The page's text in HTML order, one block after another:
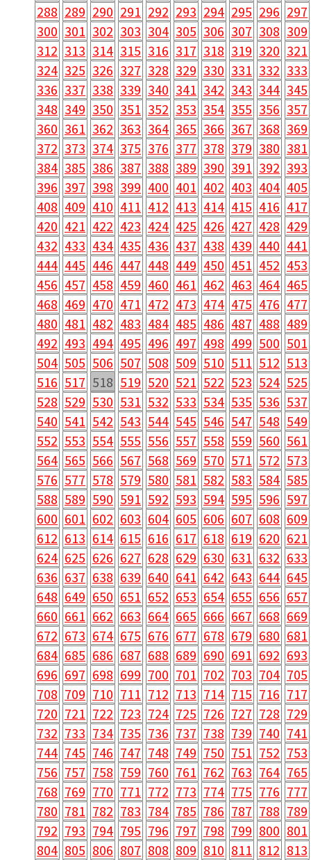
288 289 290 291 292 293 294 295 296 297
300 301 302 303 304 305 306 307 308 309
312 313 314 315 316 317 318 319 320 321
324 325 326 327 328 329 330 331 332 333
336 337 338 339 340 341 342 343 344 345
348 349 350 351 352 353 354 355 356 357
360 361 362 363 364 365 366 367 368 369
372 373 374 375 376 377 378 379 380 381
384 385 386 387 388 389 390 391 392 393
396 397 398 399 400 401 402 403 404 405
408 409 410 411 412 413 414 415 416 417
420 421 422 423 424 425 426 427 428 429
432 433 434 435 436 437 438 439 440 441
444 445 446 447 448 449 450 451 452 453
456 457 458 459 460 461 462 463 464 465
468 469 470 471 472 473 474 475 476 477
480 481 482 483 484 485 486 487 488 489
492 493 494 495 496 497 498 499 500 501
504 505 506 507 508 509 510 511 512 513
516 517 518 519 520 521 522 523 524 525
528 529 530 531 532 533 534 535 536 537
540 541 542 543 544 545 546 547 548 549
552 553 554 555 556 557 558 559 560 561
564 565 566 567 568 569 570 571 572 573
576 577 578 579 580 581 582 583 584 585
588 589 590 591 592 593 594 595 596 597
600 601 602 603 604 605 606 607 608 609
612 613 614 615 616 617 618 619 620 621
624 625 626 627 628 629 630 631 632 633
636 637 638 639 640 641 642 643 644 645
648 649 650 651 652 653 654 655 656 657
660 661 662 663 664 665 666 667 668 669
672 673 674 675 676 677 678 679 680 681
684 685 686 687 688 689 690 691 692 693
696 697 698 699 700 701 702 703 704 705
708 709 710 711 712 713 714 715 716 717
720 721 722 723 724 725 726 727 728 729
732 733 734 735 736 737 738 739 740 741
744 745 746 747 748 749 750 751 752 753
756 757 758 759 760 761 762 763 764 765
768 769 770 771 772 773 774 775 776 777
780 781 782 783 784 785 786 787 788 789
792 793 794 795 796 797 798 799 800 801
804 805 806 807 808 809 810 811 812 813